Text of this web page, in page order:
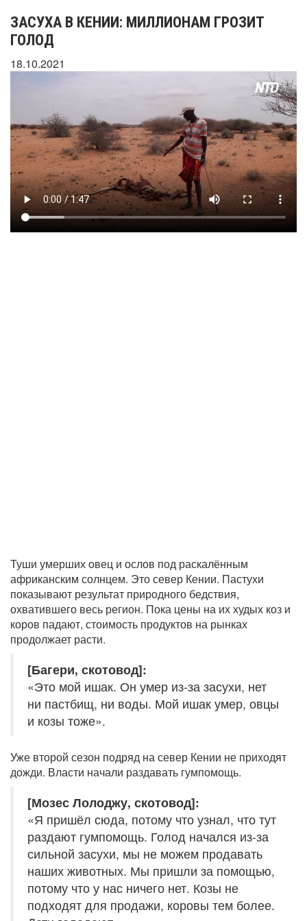
ЗАСУХА В КЕНИИ: МИЛЛИОНАМ ГРОЗИТ
ГОЛОД
18.10.2021
Туши умерших овец и ослов под раскалённым
африканским солнцем. Это север Кении. Пастухи
показывают результат природного бедствия,
охватившего весь регион. Пока цены на их худых коз и
коров падают, стоимость продуктов на рынках
продолжает расти.
[Багери, скотовод]:
«Это мой ишак. Он умер из-за засухи, нет
ни пастбищ, ни воды. Мой ишак умер, овцы
и козы тоже».
Уже второй сезон подряд на север Кении не приходят
дожди. Власти начали раздавать гумпомощь.
[Мозес Лолоджу, скотовод]:
«Я пришёл сюда, потому что узнал, что тут
раздают гумпомощь. Голод начался из-за
сильной засухи, мы не можем продавать
наших животных. Мы пришли за помощью,
потому что у нас ничего нет. Козы не
подходят для продажи, коровы тем более.